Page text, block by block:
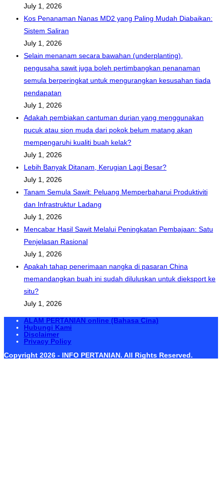
July 1, 2026
Kos Penanaman Nanas MD2 yang Paling Mudah Diabaikan:
Sistem Saliran
July 1, 2026
Selain menanam secara bawahan (underplanting),
pengusaha sawit juga boleh pertimbangkan penanaman
semula berperingkat untuk mengurangkan kesusahan tiada
pendapatan
July 1, 2026
Adakah pembiakan cantuman durian yang menggunakan
pucuk atau sion muda dari pokok belum matang akan
mempengaruhi kualiti buah kelak?
July 1, 2026
Lebih Banyak Ditanam, Kerugian Lagi Besar?
July 1, 2026
Tanam Semula Sawit: Peluang Memperbaharui Produktiviti
dan Infrastruktur Ladang
July 1, 2026
Mencabar Hasil Sawit Melalui Peningkatan Pembajaan: Satu
Penjelasan Rasional
July 1, 2026
Apakah tahap penerimaan nangka di pasaran China
memandangkan buah ini sudah diluluskan untuk dieksport ke
situ?
July 1, 2026
ALAM PERTANIAN online (Bahasa Cina)
Hubungi Kami
Disclaimer
Privacy Policy
Copyright 2026 - INFO PERTANIAN. All Rights Reserved.